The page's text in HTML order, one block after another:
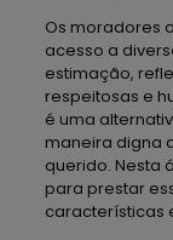
Os moradores
acesso a
estimação,
respeitosas e
é uma
maneira digna
querido. Nesta
para prestar
características